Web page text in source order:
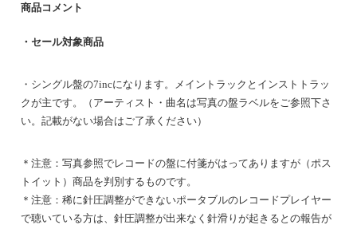
ー
商品コメント
・セール対象商品
・シングル盤の7incになります。メイントラックとインストトラッ
クが主です。（アーティスト・曲名は写真の盤ラベルをご参照下さ
い。記載がない場合はご了承ください）
＊注意：写真参照でレコードの盤に付箋がはってありますが（ポス
トイット）商品を判別するものです。
＊注意：稀に針圧調整ができないポータブルのレコードプレイヤー
で聴いている方は、針圧調整が出来なく針滑りが起きるとの報告が